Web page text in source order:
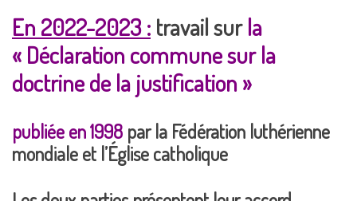
En 2022-2023 : travail surla
« Déclaration commune sur la
doctrine de la justification »
publiée en 1998 par la Fédération luthérienne
mondiale et l’Église catholique